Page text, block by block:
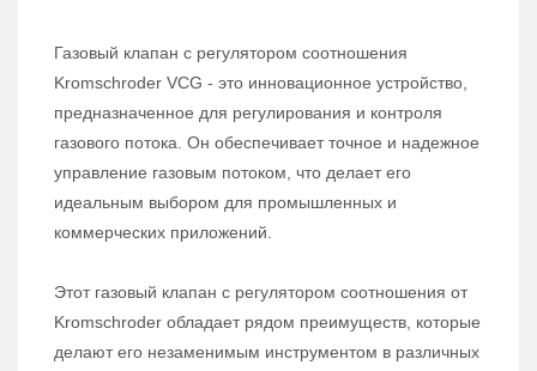
Газовый клапан с регулятором соотношения
Kromschroder VCG - это инновационное устройство,
предназначенное для регулирования и контроля
газового потока. Он обеспечивает точное и надежное
управление газовым потоком, что делает его
идеальным выбором для промышленных и
коммерческих приложений.
Этот газовый клапан с регулятором соотношения от
Kromschroder обладает рядом преимуществ, которые
делают его незаменимым инструментом в различных